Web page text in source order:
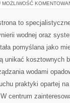
MOŻLIWOŚĆ
to
wodnej oraz
pomyślana jako
unikać kosztownych
wodami
praktyki opartej
centrum